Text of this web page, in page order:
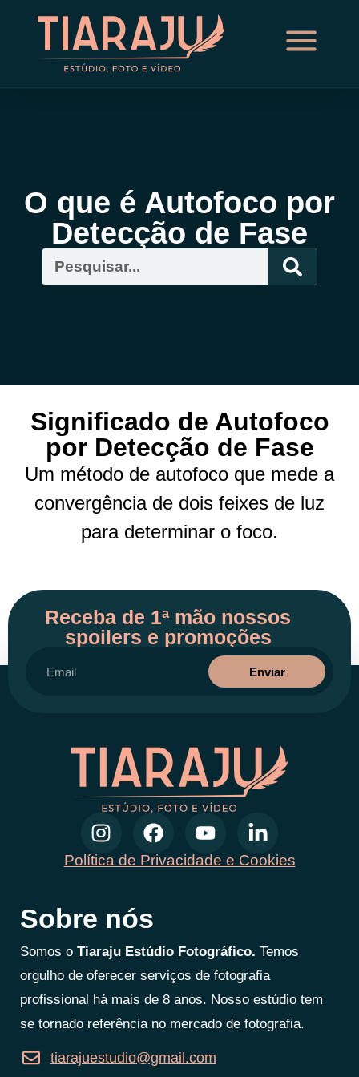
O que é Autofoco por
Detecção de Fase
Significado de Autofoco
por Detecção de Fase
Um método de autofoco que mede a
convergência de dois feixes de luz
para determinar o foco.
Receba de 1ª mão nossos
spoilers e promoções
Enviar
Política de Privacidade e Cookies
Sobre nós
Somos o Tiaraju Estúdio Fotográfico. Temos
orgulho de oferecer serviços de fotografia
profissional há mais de 8 anos. Nosso estúdio tem
se tornado referência no mercado de fotografia.
tiarajuestudio@gmail.com